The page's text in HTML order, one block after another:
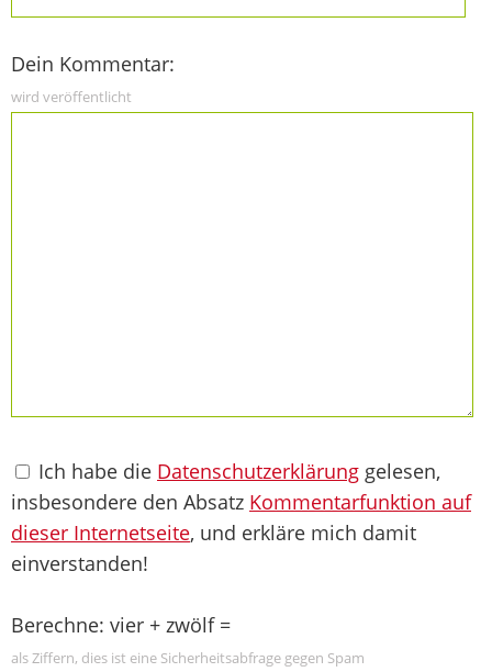
Dein Kommentar:
wird veröffentlicht
Ich habe die Datenschutzerklärung gelesen,
insbesondere den Absatz Kommentarfunktion auf
dieser Internetseite, und erkläre mich damit
einverstanden!
Berechne: vier + zwölf =
als Ziffern, dies ist eine Sicherheitsabfrage gegen Spam